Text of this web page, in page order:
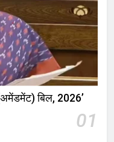
बिल, 2026’
01